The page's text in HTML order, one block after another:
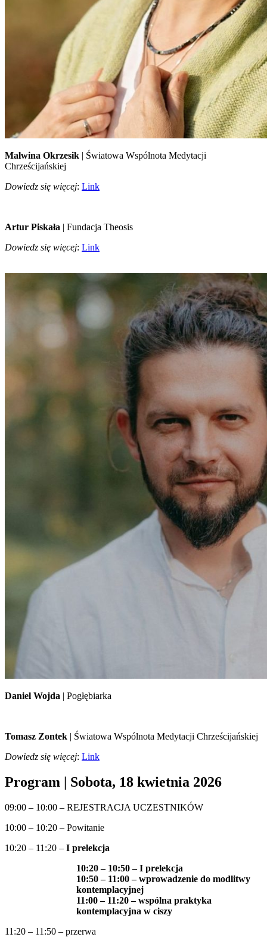
Malwina Okrzesik | Światowa Wspólnota Medytacji
Chrześcijańskiej
Dowiedz się więcej: Link
Artur Piskała | Fundacja Theosis
Dowiedz się więcej: Link
Daniel Wojda | Pogłębiarka
Tomasz Zontek | Światowa Wspólnota Medytacji Chrześcijańskiej
Dowiedz się więcej: Link
Program | Sobota, 18 kwietnia 2026
09:00 – 10:00 – REJESTRACJA UCZESTNIKÓW
10:00 – 10:20 – Powitanie
10:20 – 11:20 – I prelekcja
10:20 – 10:50 – I prelekcja
10:50 – 11:00 – wprowadzenie do modlitwy
kontemplacyjnej
11:00 – 11:20 – wspólna praktyka
kontemplacyjna w ciszy
11:20 – 11:50 – przerwa